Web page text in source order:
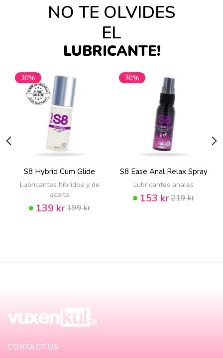
NO TE OLVIDES
EL
LUBRICANTE!
30%
S8 Hybrid Cum Glide
Lubricantes híbridos y de
aceite
139 kr199 kr
30%
S8 Ease Anal Relax Spray
Lubricantes anales
153 kr219 kr
CONTACT US